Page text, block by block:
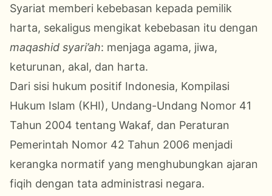
Syariat memberi kebebasan kepada pemilik
harta, sekaligus mengikat kebebasan itu dengan
maqashid syari’ah: menjaga agama, jiwa,
keturunan, akal, dan harta.
Dari sisi hukum positif Indonesia, Kompilasi
Hukum Islam (KHI), Undang-Undang Nomor 41
Tahun 2004 tentang Wakaf, dan Peraturan
Pemerintah Nomor 42 Tahun 2006 menjadi
kerangka normatif yang menghubungkan ajaran
fiqih dengan tata administrasi negara.